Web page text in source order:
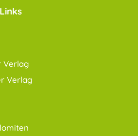
Verlag
Verlag